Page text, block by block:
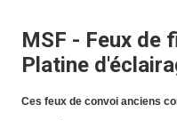
MSF - Feux de
Platine
Ces feux de convoi anciens